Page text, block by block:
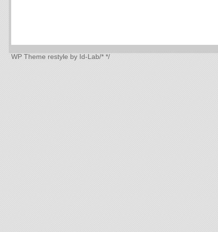
WP Theme restyle by Id-Lab/* */